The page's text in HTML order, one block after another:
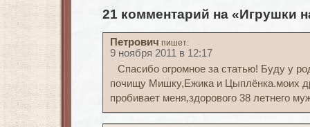
21 комментарий на «Игрушки
Петрович пишет:
9 ноября 2011 в 12:17
Спасибо огромное за статью! Буду у
почищу Мишку,Ежика и Цыплёнка.моих
пробивает меня,здорового 38 летнего